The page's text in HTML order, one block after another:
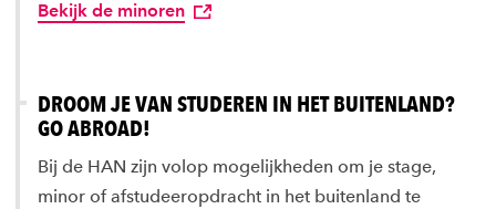
Bekijk de minoren
DROOM JE VAN STUDEREN IN HET BUITENLAND?
GO ABROAD!
Bij de HAN zijn volop mogelijkheden om je stage,
minor of afstudeeropdracht in het buitenland te